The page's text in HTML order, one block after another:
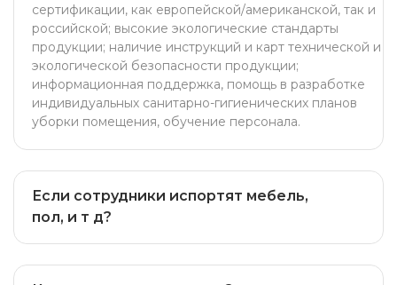
сертификации, как европейской/американской, так и
российской; высокие экологические стандарты
продукции; наличие инструкций и карт технической и
экологической безопасности продукции;
информационная поддержка, помощь в разработке
индивидуальных санитарно-гигиенических планов
уборки помещения, обучение персонала.
Если сотрудники испортят мебель,
пол, и т д?
сотрудников и за возможные повреждения во время